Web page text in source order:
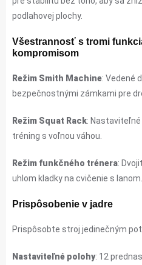
podlahovej plochy.
Všestrannosť s tromi
kompromisom
Režim Smith Machine: Vedené
bezpečnostnými zámkami pre
Režim Squat Rack:
tréning s voľnou váhou.
Režim funkčného trénera:
uhlom kladky na cvičenie s lanom.
Prispôsobenie v jadre
Prispôsobte stroj jedinečným
Nastaviteľné polohy: 12